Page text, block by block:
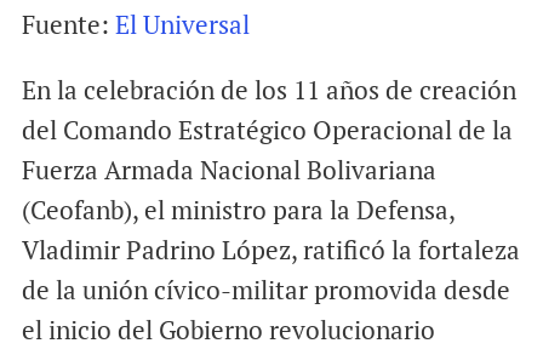
a
l
c
b
k
a
s
A
p
Fuente: El Universal
En la celebración de los 11 años de creación
del Comando Estratégico Operacional de la
Fuerza Armada Nacional Bolivariana
(Ceofanb), el ministro para la Defensa,
Vladimir Padrino López, ratificó la fortaleza
de la unión cívico-militar promovida desde
el inicio del Gobierno revolucionario